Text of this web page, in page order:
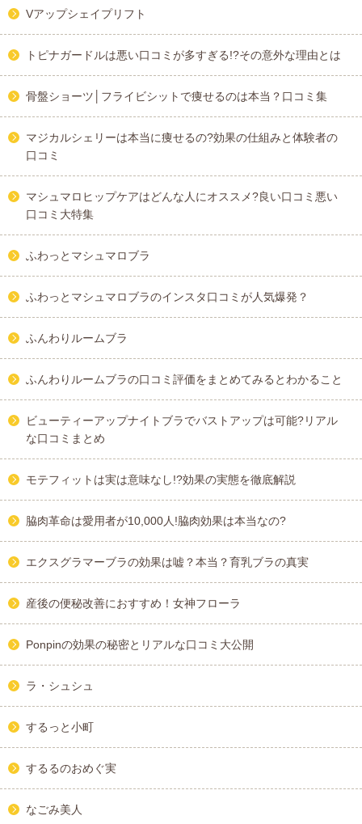
Vアップシェイプリフト
トピナガードルは悪い口コミが多すぎる!?その意外な理由とは
骨盤ショーツ│フライビシットで痩せるのは本当？口コミ集
マジカルシェリーは本当に痩せるの?効果の仕組みと体験者の
口コミ
マシュマロヒップケアはどんな人にオススメ?良い口コミ悪い
口コミ大特集
ふわっとマシュマロブラ
ふわっとマシュマロブラのインスタ口コミが人気爆発？
ふんわりルームブラ
ふんわりルームブラの口コミ評価をまとめてみるとわかること
ビューティーアップナイトブラでバストアップは可能?リアル
な口コミまとめ
モテフィットは実は意味なし!?効果の実態を徹底解説
脇肉革命は愛用者が10,000人!脇肉効果は本当なの?
エクスグラマーブラの効果は嘘？本当？育乳ブラの真実
産後の便秘改善におすすめ！女神フローラ
Ponpinの効果の秘密とリアルな口コミ大公開
ラ・シュシュ
するっと小町
するるのおめぐ実
なごみ美人